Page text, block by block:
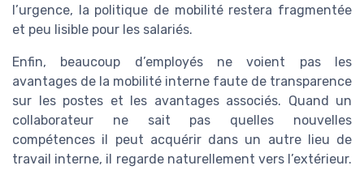
l’urgence, la politique de mobilité restera fragmentée
et peu lisible pour les salariés.
Enfin, beaucoup d’employés ne voient pas les
avantages de la mobilité interne faute de transparence
sur les postes et les avantages associés. Quand un
collaborateur ne sait pas quelles nouvelles
compétences il peut acquérir dans un autre lieu de
travail interne, il regarde naturellement vers l’extérieur.